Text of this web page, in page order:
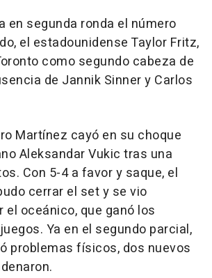
en segunda ronda el número
el estadounidense Taylor Fritz,
como segundo cabeza de
de Jannik Sinner y Carlos
Martínez cayó en su choque
Aleksandar Vukic tras una
Con 5-4 a favor y saque, el
cerrar el set y se vio
el oceánico, que ganó los
Ya en el segundo parcial,
problemas físicos, dos nuevos